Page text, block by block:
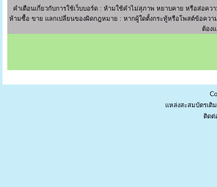
คำเตือนเกี่ยวกับการใช้เว็บบอร์ด : ห้ามใช้คำไม่สุภาพ หยาบคาย หรือส่อค
ห้ามซื้อ ขาย แลกเปลี่ยนของผิดกฎหมาย : หากผู้ใดตั้งกระทู้หรือโพสต์ข้อควา
ต้อง
แหล่งสะสมบัตรเติ
ติดต่